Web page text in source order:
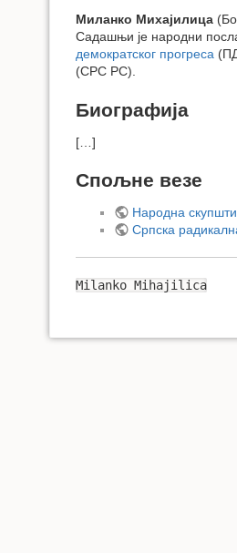
Миланко Михајилица
Садашњи је народни
демократског прогреса
(СРС РС).
Биографија
[…]
Спољне везе
Народна
Српска
Milanko Mihajilica